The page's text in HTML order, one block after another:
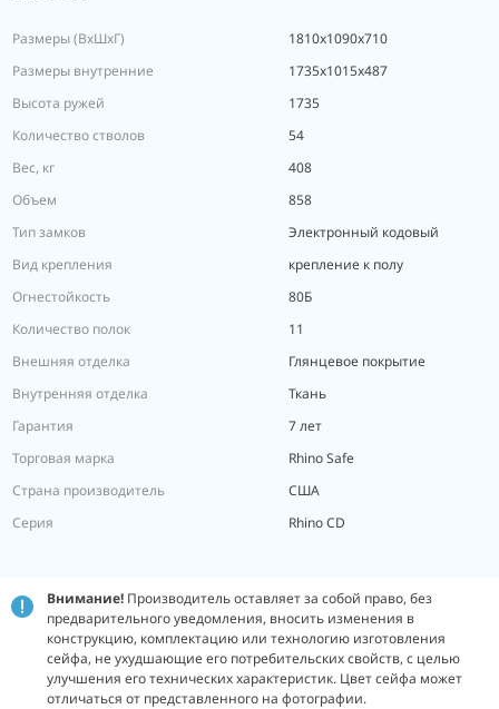
Размеры (ВxШxГ)
1810x1090x710
Размеры внутренние
1735x1015x487
Высота ружей
1735
Количество стволов
54
Вес, кг
408
Объем
858
Тип замков
Электронный кодовый
Вид крепления
крепление к полу
Огнестойкость
80Б
Количество полок
11
Внешняя отделка
Глянцевое покрытие
Внутренняя отделка
Ткань
Гарантия
7 лет
Торговая марка
Rhino Safe
Страна производитель
США
Серия
Rhino CD
Внимание! Производитель оставляет за собой право, без
предварительного уведомления, вносить изменения в
конструкцию, комплектацию или технологию изготовления
сейфа, не ухудшающие его потребительских свойств, с целью
улучшения его технических характеристик. Цвет сейфа может
отличаться от представленного на фотографии.